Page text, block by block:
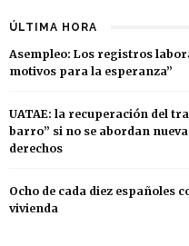
ÚLTIMA HORA
Asempleo: Los registros
motivos para la esperanza”
UATAE: la recuperación del
barro” si no se abordan
derechos
Ocho de cada diez españoles
vivienda